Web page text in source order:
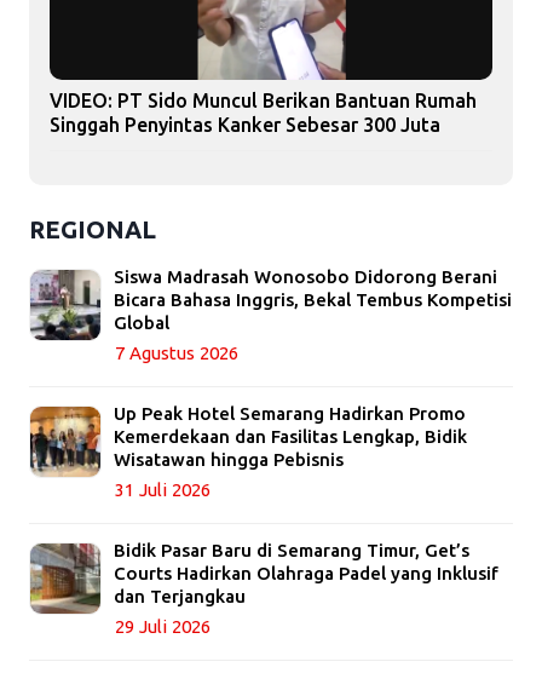
VIDEO: PT Sido Muncul Berikan Bantuan Rumah
Singgah Penyintas Kanker Sebesar 300 Juta
REGIONAL
Siswa Madrasah Wonosobo Didorong Berani
Bicara Bahasa Inggris, Bekal Tembus Kompetisi
Global
7 Agustus 2026
Up Peak Hotel Semarang Hadirkan Promo
Kemerdekaan dan Fasilitas Lengkap, Bidik
Wisatawan hingga Pebisnis
31 Juli 2026
Bidik Pasar Baru di Semarang Timur, Get’s
Courts Hadirkan Olahraga Padel yang Inklusif
dan Terjangkau
29 Juli 2026